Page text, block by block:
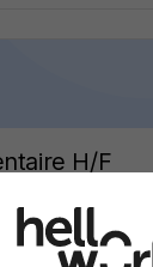
H/F
CDI Temps